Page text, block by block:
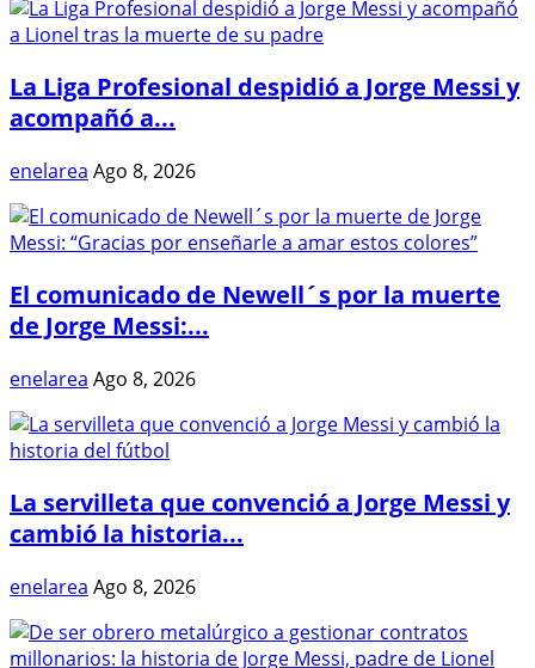
La Liga Profesional despidió a Jorge Messi y
acompañó a...
enelarea Ago 8, 2026
El comunicado de Newell´s por la muerte
de Jorge Messi:...
enelarea Ago 8, 2026
La servilleta que convenció a Jorge Messi y
cambió la historia...
enelarea Ago 8, 2026